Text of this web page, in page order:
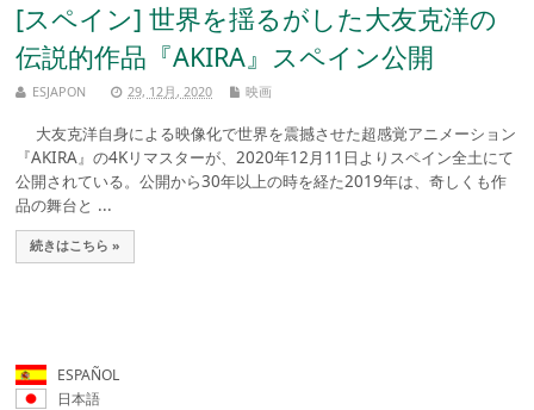
[スペイン] 世界を揺るがした大友克洋の
伝説的作品『AKIRA』スペイン公開
ESJAPON 29, 12月, 2020 映画
大友克洋自身による映像化で世界を震撼させた超感覚アニメーション
『AKIRA』の4Kリマスターが、2020年12月11日よりスペイン全土にて
公開されている。公開から30年以上の時を経た2019年は、奇しくも作
品の舞台と ...
続きはこちら »
ESPAÑOL
日本語